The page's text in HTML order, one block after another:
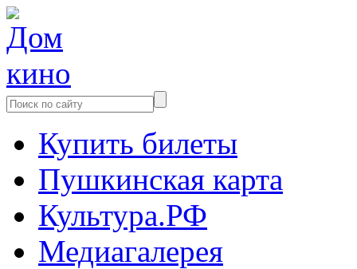
Купить билеты
Пушкинская карта
Культура.РФ
Медиагалерея